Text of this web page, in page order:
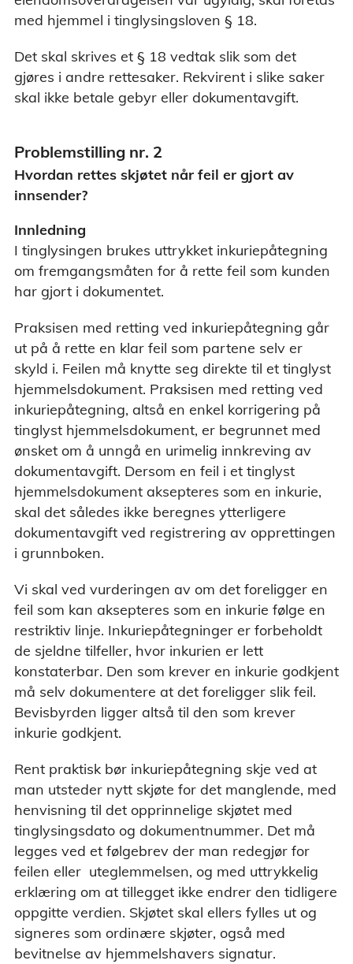
med hjemmel i tinglysingsloven § 18.
Det skal skrives et § 18 vedtak slik som det
gjøres i andre rettesaker. Rekvirent i slike saker
skal ikke betale gebyr eller dokumentavgift.
Problemstilling nr. 2
Hvordan rettes skjøtet når feil er gjort av
innsender?
Innledning
I tinglysingen brukes uttrykket inkuriepåtegning
om fremgangsmåten for å rette feil som kunden
har gjort i dokumentet.
Praksisen med retting ved inkuriepåtegning går
ut på å rette en klar feil som partene selv er
skyld i. Feilen må knytte seg direkte til et tinglyst
hjemmelsdokument. Praksisen med retting ved
inkuriepåtegning, altså en enkel korrigering på
tinglyst hjemmelsdokument, er begrunnet med
ønsket om å unngå en urimelig innkreving av
dokumentavgift. Dersom en feil i et tinglyst
hjemmelsdokument aksepteres som en inkurie,
skal det således ikke beregnes ytterligere
dokumentavgift ved registrering av opprettingen
i grunnboken.
Vi skal ved vurderingen av om det foreligger en
feil som kan aksepteres som en inkurie følge en
restriktiv linje. Inkuriepåtegninger er forbeholdt
de sjeldne tilfeller, hvor inkurien er lett
konstaterbar. Den som krever en inkurie godkjent
må selv dokumentere at det foreligger slik feil.
Bevisbyrden ligger altså til den som krever
inkurie godkjent.
Rent praktisk bør inkuriepåtegning skje ved at
man utsteder nytt skjøte for det manglende, med
henvisning til det opprinnelige skjøtet med
tinglysingsdato og dokumentnummer. Det må
legges ved et følgebrev der man redegjør for
feilen eller uteglemmelsen, og med uttrykkelig
erklæring om at tillegget ikke endrer den tidligere
oppgitte verdien. Skjøtet skal ellers fylles ut og
signeres som ordinære skjøter, også med
bevitnelse av hjemmelshavers signatur.